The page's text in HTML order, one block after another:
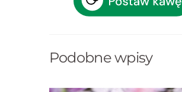
Podobne wpisy